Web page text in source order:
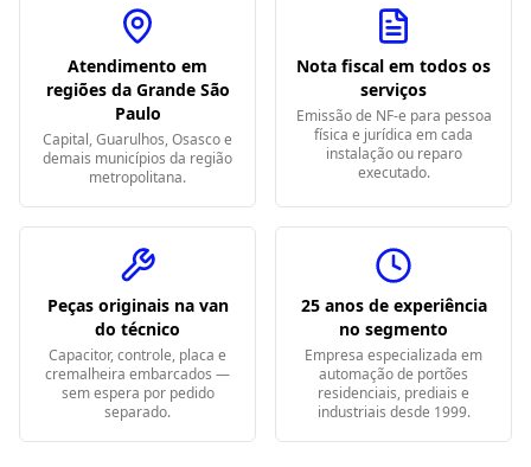
Atendimento em
regiões da Grande São
Paulo
Capital, Guarulhos, Osasco e
demais municípios da região
metropolitana.
Nota fiscal em todos os
serviços
Emissão de NF-e para pessoa
física e jurídica em cada
instalação ou reparo
executado.
Peças originais na van
do técnico
Capacitor, controle, placa e
cremalheira embarcados —
sem espera por pedido
separado.
25 anos de experiência
no segmento
Empresa especializada em
automação de portões
residenciais, prediais e
industriais desde 1999.